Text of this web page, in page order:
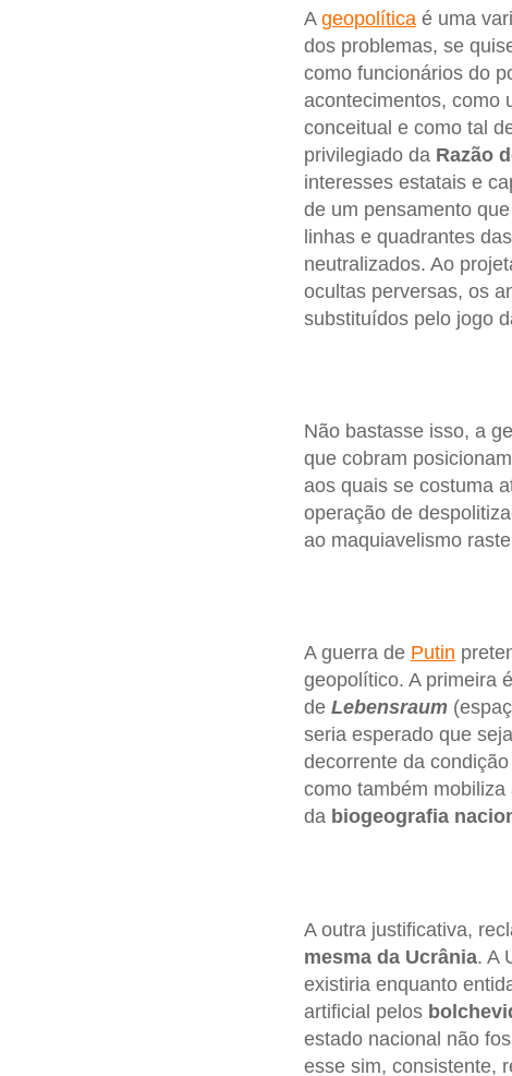
A geopolíticaé uma
dos problemas, se
como funcionários do
acontecimentos, como
conceitual e como tal
privilegiado da Razão
interesses estatais e
de um pensamento
linhas e quadrantes das
neutralizados. Ao
ocultas perversas, os
substituídos pelo jogo
Não bastasse isso, a
que cobram
aos quais se costuma
operação de
ao maquiavelismo
A guerra de Putin
geopolítico. A primeira
de Lebensraum
seria esperado que
decorrente da
como também
dabiogeografia
A outra justificativa,
mesma da Ucrânia. A
existiria enquanto
artificial pelos
estado nacional não
esse sim, consistente,